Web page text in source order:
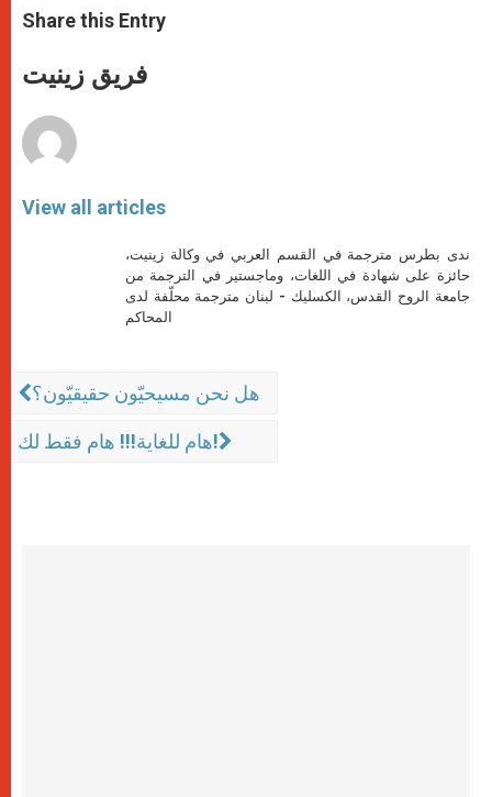
t
s
p
p
s
e
g
e
e
b
o
k
Share this Entry
فريق زينيت
View all articles
ندى بطرس مترجمة في القسم العربي في وكالة زينيت،
حائزة على شهادة في اللغات، وماجستير في الترجمة من
جامعة الروح القدس، الكسليك - لبنان مترجمة محلّفة لدى
المحاكم
هل نحن مسيحيّون حقيقيّون؟
هام للغاية!!! هام فقط لك!